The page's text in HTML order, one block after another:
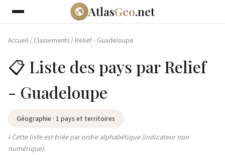
AtlasGeo.net
Accueil/ Classements/ Relief - Guadeloupe
📋 Liste des pays par Relief
- Guadeloupe
Géographie · 1 pays et territoires
ℹ️ Cette liste est triée par ordre alphabétique (indicateur non
numérique).